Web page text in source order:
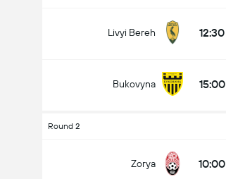
Livyi Bereh 12:30
Bukovyna 15:00
Round 2
Zorya 10:00